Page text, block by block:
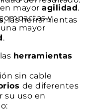
, las herramientas
mayor agilidad.
y
mayor
.
herramientas
sin cable
de diferentes
su uso en